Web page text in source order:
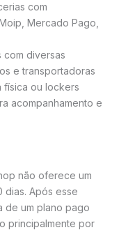
com
Mercado Pago,
com diversas
e transportadoras
física ou lockers​​
acompanhamento e
não oferece um
dias. Após esse
de um plano pago​​
principalmente por